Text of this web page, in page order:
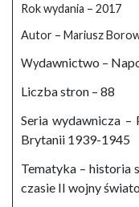
Rok wydania – 2017
Autor – Mariusz
Wydawnictwo –
Liczba stron – 88
Seria wydawnicza
Brytanii 1939-1945
Tematyka – historia
czasie II wojny